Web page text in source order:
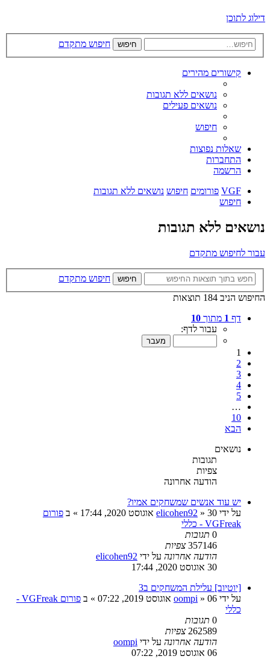
דילוג לתוכן
חיפוש חיפוש מתקדם
קישורים מהירים
נושאים ללא תגובות
נושאים פעילים
חיפוש
שאלות נפוצות
התחברות
הרשמה
VGF פורומים חיפוש נושאים ללא תגובות
חיפוש
נושאים ללא תגובות
עבור לחיפוש מתקדם
חיפוש
חיפוש מתקדם
החיפוש הניב 184 תוצאות
דף 1 מתוך 10
עבור לדף:
1
2
3
4
5
…
10
הבא
נושאים
תגובות
צפיות
הודעה אחרונה
יש עוד אנשים שמשחקים אמיו?
על ידי
elicohen92 » 30 אוגוסט 2020, 17:44 » ב פורום
VGFreak - כללי
0 תגובות
357146 צפיות
הודעה אחרונה על ידי elicohen92
30 אוגוסט 2020, 17:44
[יוטיוב] עלילת המשחקים ב3
על ידי
oompi » 06 אוגוסט 2019, 07:22 » ב
פורום VGFreak -
כללי
0 תגובות
262589 צפיות
הודעה אחרונה על ידי oompi
06 אוגוסט 2019, 07:22